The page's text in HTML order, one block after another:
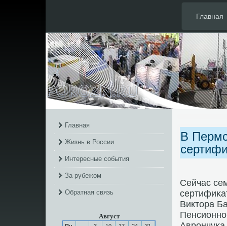
Главная
Главная
Жизнь в России
Интересные события
За рубежом
Обратная связь
Август
В
Сейчас
Виктора